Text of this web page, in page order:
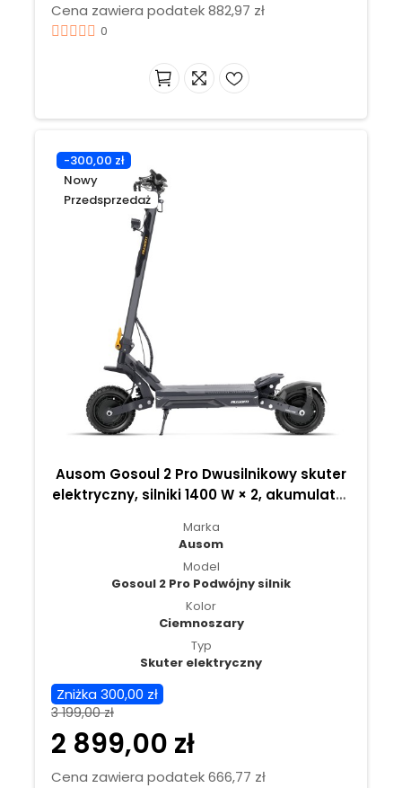
Cena zawiera podatek 882,97 zł
0
-300,00 zł
Nowy
Przedsprzedaż
Ausom Gosoul 2 Pro Dwusilnikowy skuter
elektryczny, silniki 1400 W × 2, akumulator
Marka
Ausom
Model
Gosoul 2 Pro Podwójny silnik
Kolor
Ciemnoszary
Typ
Skuter elektryczny
Zniżka 300,00 zł
3 199,00 zł
2 899,00 zł
Cena zawiera podatek 666,77 zł